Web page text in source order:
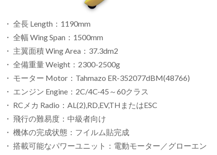
・ 全長 Length：1190mm
・ 全幅 Wing Span：1500mm
・ 主翼面積 Wing Area：37.3dm2
・ 全備重量 Weight：2300-2500g
・ モーター Motor：Tahmazo ER-352077dBM(48766)
・ エンジン Engine：2C/4C-45～60クラス
・ RCメカ Radio：AL(2),RD,EV,THまたはESC
・ 飛行の難易度：中級者向け
・ 機体の完成状態：フイルム貼完成
・ 搭載可能なパワーユニット：電動モーター／グローエン